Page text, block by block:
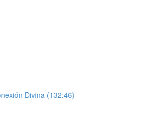
Divina (132:46)